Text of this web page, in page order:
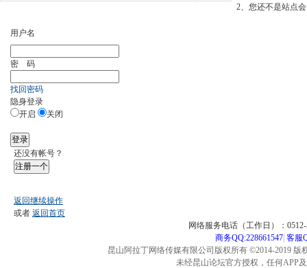
2、您还不是站点
用户名
密 码
找回密码
隐身登录
开启
关闭
登录
还没有帐号？
注册一个
返回继续操作
或者 返回首页
网络服务电话（工作日）：
商务QQ:228661547| 客服
昆山阿拉丁网络传媒有限公司版权所有 ©2014-2019
未经昆山论坛官方授权，任何APP